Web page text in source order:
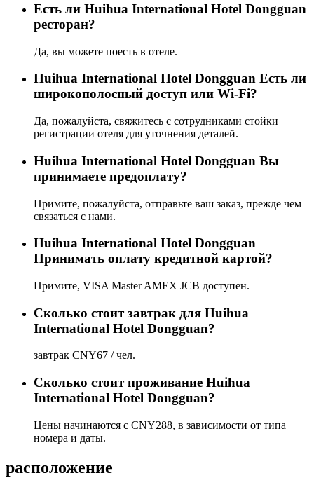
Eсть ли Huihua International Hotel Dongguan
ресторан?
Да, вы можете поесть в отеле.
Huihua International Hotel Dongguan Есть ли
широкополосный доступ или Wi-Fi?
Да, пожалуйста, свяжитесь с сотрудниками стойки
регистрации отеля для уточнения деталей.
Huihua International Hotel Dongguan Вы
принимаете предоплату?
Примите, пожалуйста, отправьте ваш заказ, прежде чем
связаться с нами.
Huihua International Hotel Dongguan
Принимать оплату кредитной картой?
Примите, VISA Master AMEX JCB доступен.
Сколько стоит завтрак для Huihua
International Hotel Dongguan?
завтрак CNY67 / чел.
Сколько стоит проживаниe Huihua
International Hotel Dongguan?
Цены начинаются с CNY288, в зависимости от типа
номера и даты.
расположение